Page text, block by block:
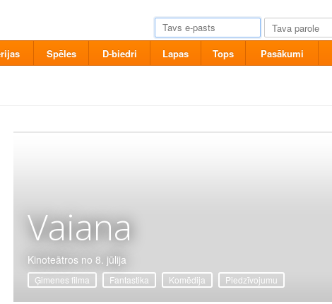
Spēles D-biedri Lapas Tops Pasākumi
Vaiana
Kinoteātros no 8. jūlija
Ģimenes filma Fantastika Komēdija Piedzīvojumu